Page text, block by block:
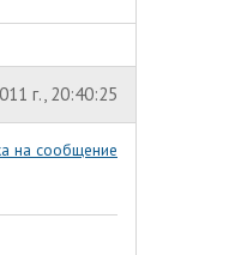
г., 20:40:25
на сообщение